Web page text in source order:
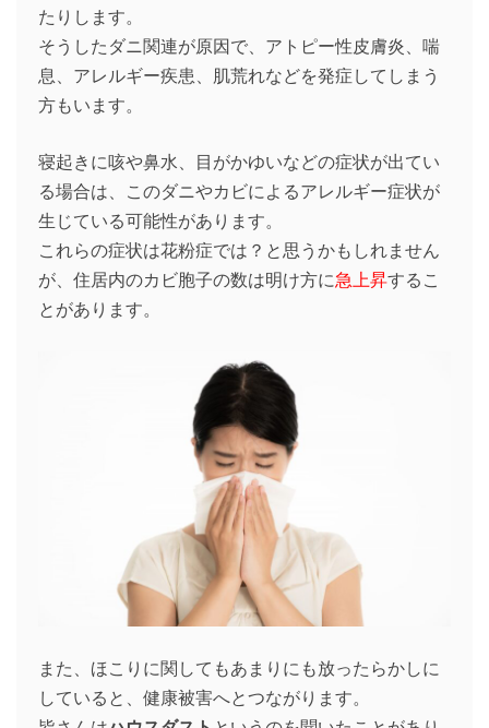
たりします。
そうしたダニ関連が原因で、アトピー性皮膚炎、喘
息、アレルギー疾患、肌荒れなどを発症してしまう
方もいます。
寝起きに咳や鼻水、目がかゆいなどの症状が出てい
る場合は、このダニやカビによるアレルギー症状が
生じている可能性があります。
これらの症状は花粉症では？と思うかもしれません
が、住居内のカビ胞子の数は明け方に急上昇するこ
とがあります。
また、ほこりに関してもあまりにも放ったらかしに
していると、健康被害へとつながります。